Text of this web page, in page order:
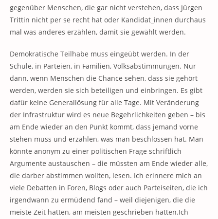
gegenüber Menschen, die gar nicht verstehen, dass Jürgen
Trittin nicht per se recht hat oder Kandidat_innen durchaus
mal was anderes erzählen, damit sie gewählt werden.
Demokratische Teilhabe muss eingeübt werden. In der
Schule, in Parteien, in Familien, Volksabstimmungen. Nur
dann, wenn Menschen die Chance sehen, dass sie gehört
werden, werden sie sich beteiligen und einbringen. Es gibt
dafür keine Generallösung für alle Tage. Mit Veränderung
der Infrastruktur wird es neue Begehrlichkeiten geben – bis
am Ende wieder an den Punkt kommt, dass jemand vorne
stehen muss und erzählen, was man beschlossen hat. Man
könnte anonym zu einer politischen Frage schriftlich
Argumente austauschen – die müssten am Ende wieder alle,
die darber abstimmen wollten, lesen. Ich erinnere mich an
viele Debatten in Foren, Blogs oder auch Parteiseiten, die ich
irgendwann zu ermüdend fand – weil diejenigen, die die
meiste Zeit hatten, am meisten geschrieben hatten.Ich